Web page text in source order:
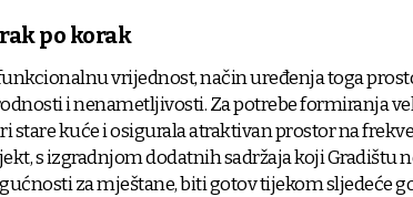
po korak
vrijednost, način uređenja toga
i nenametljivosti. Za potrebe formiranja
stare kuće i osigurala atraktivan prostor na
s izgradnjom dodatnih sadržaja koji Gradištu
za mještane, biti gotov tijekom sljedeće